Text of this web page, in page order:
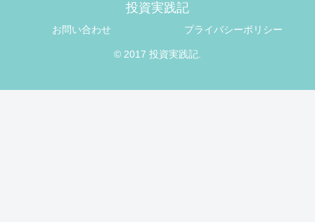
投資実践記
お問い合わせ プライバシーポリシー
© 2017 投資実践記.